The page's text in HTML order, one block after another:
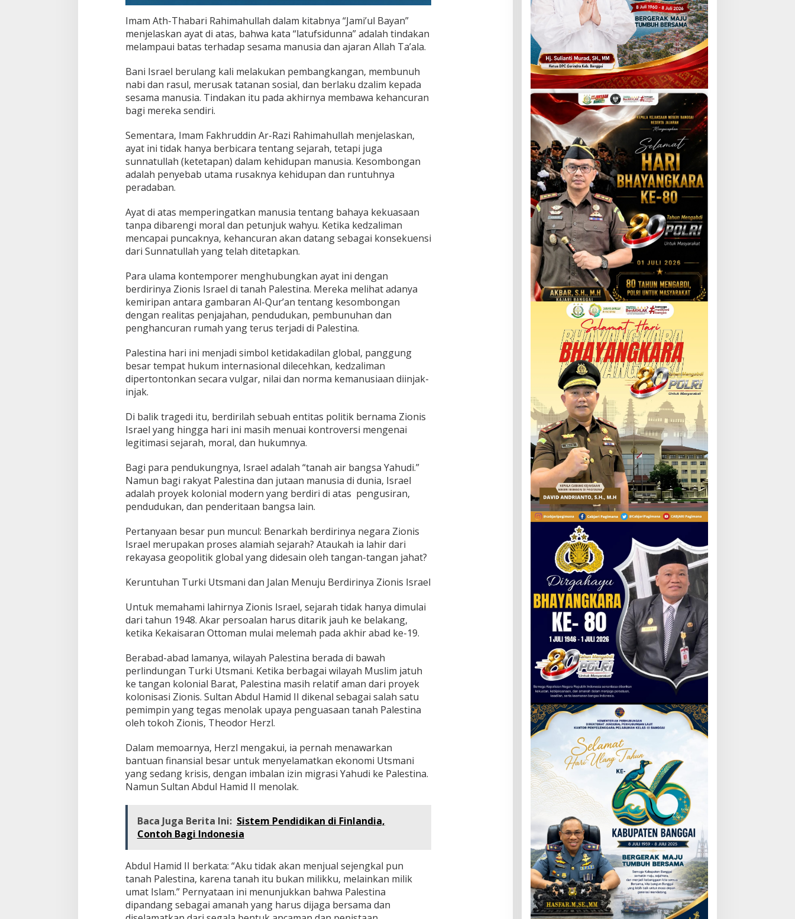
Imam Ath-Thabari Rahimahullah dalam kitabnya “Jami’ul Bayan”
menjelaskan ayat di atas, bahwa kata “latufsidunna” adalah tindakan
melampaui batas terhadap sesama manusia dan ajaran Allah Ta’ala.
Bani Israel berulang kali melakukan pembangkangan, membunuh
nabi dan rasul, merusak tatanan sosial, dan berlaku dzalim kepada
sesama manusia. Tindakan itu pada akhirnya membawa kehancuran
bagi mereka sendiri.
Sementara, Imam Fakhruddin Ar-Razi Rahimahullah menjelaskan,
ayat ini tidak hanya berbicara tentang sejarah, tetapi juga
sunnatullah (ketetapan) dalam kehidupan manusia. Kesombongan
adalah penyebab utama rusaknya kehidupan dan runtuhnya
peradaban.
Ayat di atas memperingatkan manusia tentang bahaya kekuasaan
tanpa dibarengi moral dan petunjuk wahyu. Ketika kedzaliman
mencapai puncaknya, kehancuran akan datang sebagai konsekuensi
dari Sunnatullah yang telah ditetapkan.
Para ulama kontemporer menghubungkan ayat ini dengan
berdirinya Zionis Israel di tanah Palestina. Mereka melihat adanya
kemiripan antara gambaran Al-Qur’an tentang kesombongan
dengan realitas penjajahan, pendudukan, pembunuhan dan
penghancuran rumah yang terus terjadi di Palestina.
Palestina hari ini menjadi simbol ketidakadilan global, panggung
besar tempat hukum internasional dilecehkan, kedzaliman
dipertontonkan secara vulgar, nilai dan norma kemanusiaan diinjak-
injak.
Di balik tragedi itu, berdirilah sebuah entitas politik bernama Zionis
Israel yang hingga hari ini masih menuai kontroversi mengenai
legitimasi sejarah, moral, dan hukumnya.
Bagi para pendukungnya, Israel adalah “tanah air bangsa Yahudi.”
Namun bagi rakyat Palestina dan jutaan manusia di dunia, Israel
adalah proyek kolonial modern yang berdiri di atas pengusiran,
pendudukan, dan penderitaan bangsa lain.
Pertanyaan besar pun muncul: Benarkah berdirinya negara Zionis
Israel merupakan proses alamiah sejarah? Ataukah ia lahir dari
rekayasa geopolitik global yang didesain oleh tangan-tangan jahat?
Keruntuhan Turki Utsmani dan Jalan Menuju Berdirinya Zionis Israel
Untuk memahami lahirnya Zionis Israel, sejarah tidak hanya dimulai
dari tahun 1948. Akar persoalan harus ditarik jauh ke belakang,
ketika Kekaisaran Ottoman mulai melemah pada akhir abad ke-19.
Berabad-abad lamanya, wilayah Palestina berada di bawah
perlindungan Turki Utsmani. Ketika berbagai wilayah Muslim jatuh
ke tangan kolonial Barat, Palestina masih relatif aman dari proyek
kolonisasi Zionis. Sultan Abdul Hamid II dikenal sebagai salah satu
pemimpin yang tegas menolak upaya penguasaan tanah Palestina
oleh tokoh Zionis, Theodor Herzl.
Dalam memoarnya, Herzl mengakui, ia pernah menawarkan
bantuan finansial besar untuk menyelamatkan ekonomi Utsmani
yang sedang krisis, dengan imbalan izin migrasi Yahudi ke Palestina.
Namun Sultan Abdul Hamid II menolak.
Baca Juga Berita Ini: Sistem Pendidikan di Finlandia,
Contoh Bagi Indonesia
Abdul Hamid II berkata: “Aku tidak akan menjual sejengkal pun
tanah Palestina, karena tanah itu bukan milikku, melainkan milik
umat Islam.” Pernyataan ini menunjukkan bahwa Palestina
dipandang sebagai amanah yang harus dijaga bersama dan